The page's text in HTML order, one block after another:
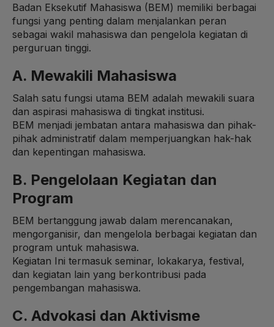
Badan Eksekutif Mahasiswa (BEM) memiliki berbagai
fungsi yang penting dalam menjalankan peran
sebagai wakil mahasiswa dan pengelola kegiatan di
perguruan tinggi.
A. Mewakili Mahasiswa
Salah satu fungsi utama BEM adalah mewakili suara
dan aspirasi mahasiswa di tingkat institusi.
BEM menjadi jembatan antara mahasiswa dan pihak-
pihak administratif dalam memperjuangkan hak-hak
dan kepentingan mahasiswa.
B. Pengelolaan Kegiatan dan
Program
BEM bertanggung jawab dalam merencanakan,
mengorganisir, dan mengelola berbagai kegiatan dan
program untuk mahasiswa.
Kegiatan Ini termasuk seminar, lokakarya, festival,
dan kegiatan lain yang berkontribusi pada
pengembangan mahasiswa.
C. Advokasi dan Aktivisme